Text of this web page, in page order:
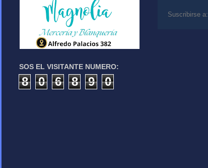
Suscribirse a:
SOS EL VISITANTE NUMERO:
8 0 6 8 9 0